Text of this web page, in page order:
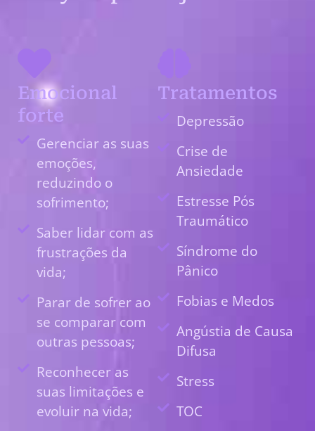
Emocional
forte
Gerenciar as suas
emoções,
reduzindo o
sofrimento;
Saber lidar com as
frustrações da
vida;
Parar de sofrer ao
se comparar com
outras pessoas;
Reconhecer as
suas limitações e
evoluir na vida;
Tratamentos
Depressão
Crise de
Ansiedade
Estresse Pós
Traumático
Síndrome do
Pânico
Fobias e Medos
Angústia de Causa
Difusa
Stress
TOC